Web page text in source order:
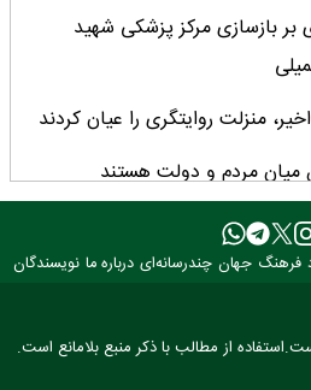
بر بازسازی مرکز پزشکی شهید
منزلت روایتگری را عیان کردند
میان مردم و دولت هستند
مالی بخش کشاورزی
روغنی پس از ۳۰ سال
فرهنگ جهان چندرسانه‌ای درباره ما نویسندگان
از مطالب با ذکر منبع بلامانع است.